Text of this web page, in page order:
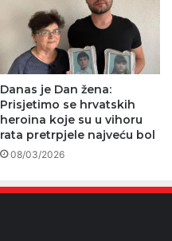
Danas je Dan žena:
Prisjetimo se hrvatskih
heroina koje su u vihoru
rata pretrpjele najveću bol
08/03/2026